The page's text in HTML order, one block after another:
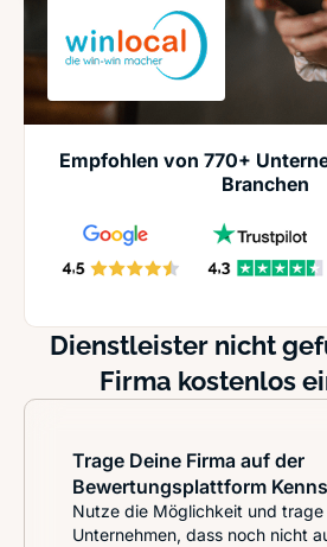
Empfohlen von 770+
Branchen
Dienstleister nicht
Firma kostenlos
Trage Deine Firma auf der
Bewertungsplattform
Nutze die Möglichkeit und trage
Unternehmen, dass noch nicht